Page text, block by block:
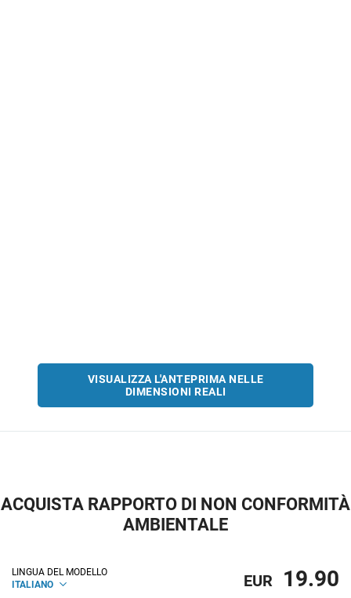
VISUALIZZA L'ANTEPRIMA NELLE
DIMENSIONI REALI
ACQUISTA RAPPORTO DI NON CONFORMITÀ
AMBIENTALE
LINGUA DEL MODELLO
ITALIANO
EUR 19.90